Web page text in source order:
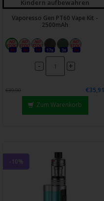
Kindern aufbewahren
Vaporesso Gen PT60 Vape Kit -
2500mAh
0x 0x 0x 17x 3x 0x
- +
€39,90
€35,91
Zum Warenkorb
-10%